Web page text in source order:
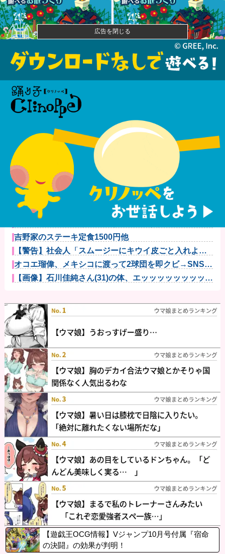
【悲報】風俗嬢やってる女の末路ｗｗｗｗｗｗｗｗｗ
ｗｗ
【悲報】映画館の客、ほぼバイオテロレベルのやらか
【悲報】ライザさん、お●ぱいを触られてしまうｗｗｗ
ｗｗｗｗｗ
【悲報】人気配信者「はっきり言う、ジャングリア沖
縄ほんとーー...
【悲報】フェミニスト「野球場の売り子は男がやれ！
いつまで女性...
【高校野球】青森山田のユニフォームが話題沸騰！称
賛続々 「涼...
謎の勢力「台湾有事で日本も戦争状態になる」←い
や、なんでそう...
魚介料理の美味しい県に観光に行きたいんやが他
【悲報】吉岡里帆さん、アドリブで相手役俳優の手を
取りお胸に押...
したらコレ...
吉野家のステーキ定食1500円他
【警告】社会人「スムージーにキウイ皮ごと入れよ。
これ美容にい...
オコエ瑠偉、メキシコに渡って2球団を即クビ→SNS更
新が3ヶ...
【画像】石川佳純さん(31)の体、エッッッッッッッッッ
【遊戯王OCG情報】Vジャンプ10月号付属『宿命
の決闘』の効果が判明！
広告を閉じる